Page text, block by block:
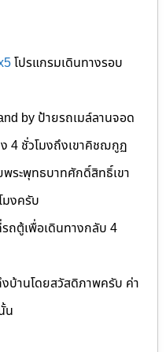
โปรแกรมเดินทางรอบ
by ป้ายรถเมล์ลานจอด
4 ชั่วโมงถึงเขาคิชฌกูฏ
พระพุทธบาทศักดิ์สิทธิ์เขา
มงครับ
ถตู้เพื่อเดินทางกลับ 4
บ้านโดยสวัสดิภาพครับ ค่า
น